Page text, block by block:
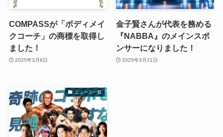
COMPASSが「ボディメイ
クコーチ」の商標を取得し
ました！
2025年3月6日
金子賢さんが代表を務める
『NABBA』のメインスポ
ンサーになりました！
2025年3月21日
ニュース一覧